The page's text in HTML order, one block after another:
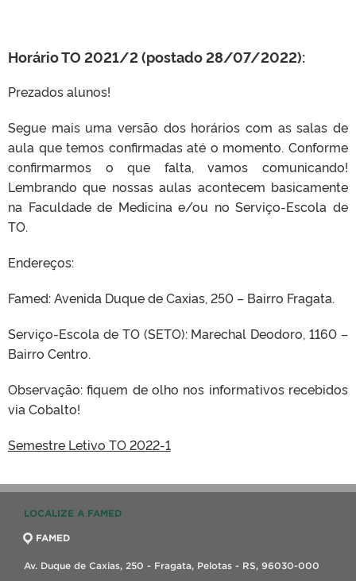
Horário TO 2021/2 (postado 28/07/2022):
Prezados alunos!
Segue mais uma versão dos horários com as salas de
aula que temos confirmadas até o momento. Conforme
confirmarmos o que falta, vamos comunicando!
Lembrando que nossas aulas acontecem basicamente
na Faculdade de Medicina e/ou no Serviço-Escola de
TO.
Endereços:
Famed: Avenida Duque de Caxias, 250 – Bairro Fragata.
Serviço-Escola de TO (SETO): Marechal Deodoro, 1160 –
Bairro Centro.
Observação: fiquem de olho nos informativos recebidos
via Cobalto!
Semestre Letivo TO 2022-1
LOCALIZE A FAMED
FAMED
Av. Duque de Caxias, 250 - Fragata, Pelotas - RS, 96030-000